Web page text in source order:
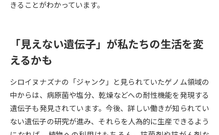
志望校・出願校を調べる
併願校選び 受験スケジュールを立てよう
先輩が入学を決めた理由 テレメール全国一斉進学調査
きることがわかっています。
「見えない遺伝子」が私たちの生活を変
えるかも
シロイヌナズナの「ジャンク」と見られていたゲノム領域の
中からは、病原菌や塩分、乾燥などへの耐性機能を発現する
遺伝子も発見されています。今後、詳しい働きが知られてい
ない遺伝子の研究が進み、それらを人為的に生産できるよう